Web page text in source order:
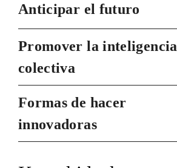
Anticipar el futuro
Promover la inteligencia
colectiva
Formas de hacer
innovadoras